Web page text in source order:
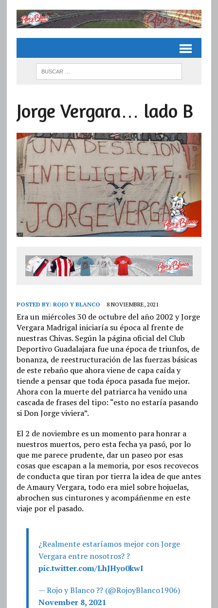
Jorge Vergara… lado B
POSTED BY: ROJO Y BLANCO 8 NOVIEMBRE, 2021
Era un miércoles 30 de octubre del año 2002 y Jorge
Vergara Madrigal iniciaría su época al frente de
nuestras Chivas. Según la página oficial del Club
Deportivo Guadalajara fue una época de triunfos, de
bonanza, de reestructuración de las fuerzas básicas
de este rebaño que ahora viene de capa caída y
tiende a pensar que toda época pasada fue mejor.
Ahora con la muerte del patriarca ha venido una
cascada de frases del tipo: “esto no estaría pasando
si Don Jorge viviera”.
El 2 de noviembre es un momento para honrar a
nuestros muertos, pero esta fecha ya pasó, por lo
que me parece prudente, dar un paseo por esas
cosas que escapan a la memoria, por esos recovecos
de conducta que tiran por tierra la idea de que antes
de Amaury Vergara, todo era miel sobre hojuelas,
abrochen sus cinturones y acompáñenme en este
viaje por el pasado.
¿Realmente estaríamos mejor con Jorge
Vergara entre nosotros? ?
pic.twitter.com/LhJHyo0kwI
— Rojo y Blanco ?? (@RojoyBlanco1906)
November 8, 2021